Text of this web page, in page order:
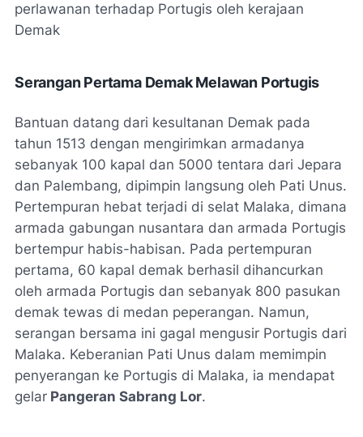
perlawanan terhadap Portugis oleh kerajaan
Demak
Serangan Pertama Demak Melawan Portugis
Bantuan datang dari kesultanan Demak pada
tahun 1513 dengan mengirimkan armadanya
sebanyak 100 kapal dan 5000 tentara dari Jepara
dan Palembang, dipimpin langsung oleh Pati Unus.
Pertempuran hebat terjadi di selat Malaka, dimana
armada gabungan nusantara dan armada Portugis
bertempur habis-habisan. Pada pertempuran
pertama, 60 kapal demak berhasil dihancurkan
oleh armada Portugis dan sebanyak 800 pasukan
demak tewas di medan peperangan. Namun,
serangan bersama ini gagal mengusir Portugis dari
Malaka. Keberanian Pati Unus dalam memimpin
penyerangan ke Portugis di Malaka, ia mendapat
gelar Pangeran Sabrang Lor.